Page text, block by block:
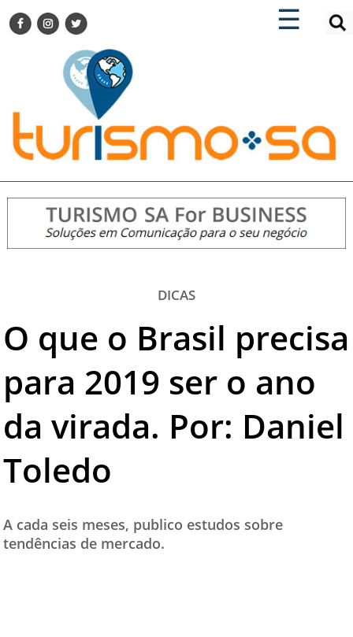
☰
×
TURISMO SA FOR BUSINESS
DESTINOS NACIONAIS
DESTINOS INTERNACIONAIS
CITY BREAK
TURISMO E MERCADO
EVENTOS
HOTELARIA
DICAS
TURISMO SA TV
TESTADO E APROVADO
PARCEIROS
×
ENCONTRE SUA NOTÍCIA
DICAS
O que o Brasil precisa
para 2019 ser o ano
da virada. Por: Daniel
Toledo
A cada seis meses, publico estudos sobre
tendências de mercado.